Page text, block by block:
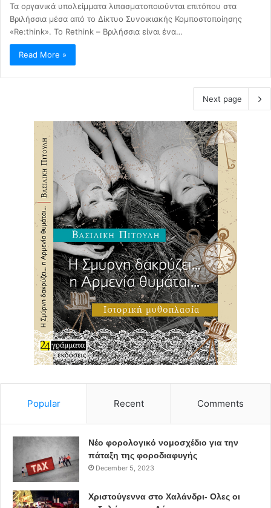
Τα οργανικά υπολείμματα λιπασματοποιούνται επιτόπου στα
Βριλήσσια μέσα από το Δίκτυο Συνοικιακής Κομποστοποίησης
«Re:think». Το Rethink – Βριλήσσια είναι ένα…
Read More »
Next page
Popular Recent Comments
Νέο φορολογικό νομοσχέδιο για την
πάταξη της φοροδιαφυγής
December 5, 2023
Χριστούγεννα στο Χαλάνδρι- Ολες οι